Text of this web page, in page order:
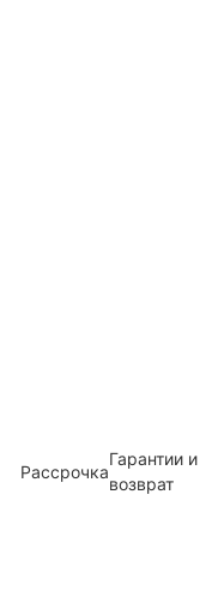
Рассрочка
Гарантии и
возврат